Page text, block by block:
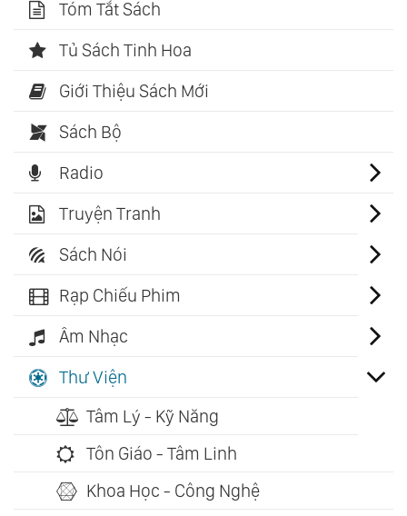
Tóm Tắt Sách
Tủ Sách Tinh Hoa
Giới Thiệu Sách Mới
Sách Bộ
Radio
Truyện Tranh
Sách Nói
Rạp Chiếu Phim
Âm Nhạc
Thư Viện
Tâm Lý - Kỹ Năng
Tôn Giáo - Tâm Linh
Khoa Học - Công Nghệ